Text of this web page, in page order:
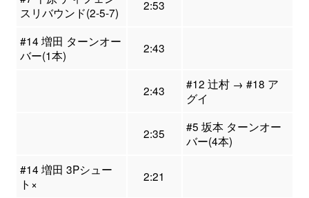
スリバウンド(2-5-7)
2:53
#14 増田 ターンオー
バー(1本)
2:43
2:43
#12 辻村 → #18 ア
グイ
2:35
#5 坂本 ターンオー
バー(4本)
#14 増田 3Pシュー
ト×
2:21